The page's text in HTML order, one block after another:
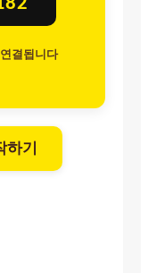
결됩니다
기